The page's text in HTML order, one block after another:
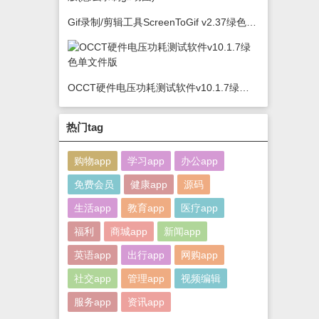
热门tag
购物app 学习app 办公app
免费会员 健康app 源码
生活app 教育app 医疗app
福利 商城app 新闻app
英语app 出行app 网购app
社交app 管理app 视频编辑
服务app 资讯app